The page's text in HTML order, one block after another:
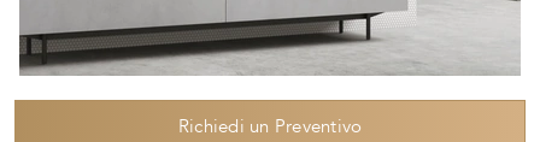
Richiedi un Preventivo